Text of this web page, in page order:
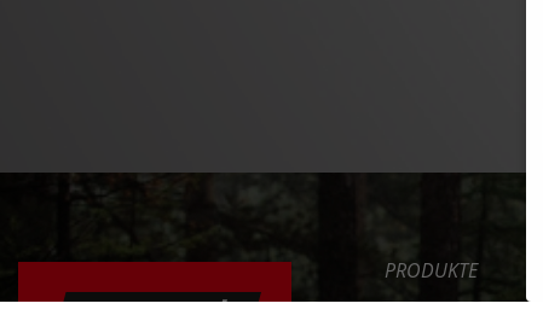
PRODUKTE
SAFETY LEVEL